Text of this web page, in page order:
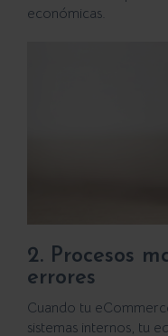
económicas.
2. Procesos
errores
Cuando tu
sistemas internos, tu